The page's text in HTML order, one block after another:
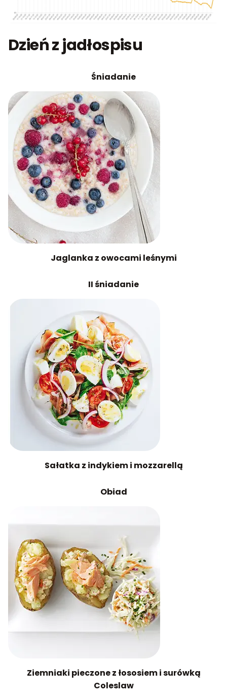
Dzień z jadłospisu
Śniadanie
Jaglanka z owocami leśnymi
II śniadanie
Sałatka z indykiem i mozzarellą
Obiad
Ziemniaki pieczone z łososiem i surówką
Coleslaw